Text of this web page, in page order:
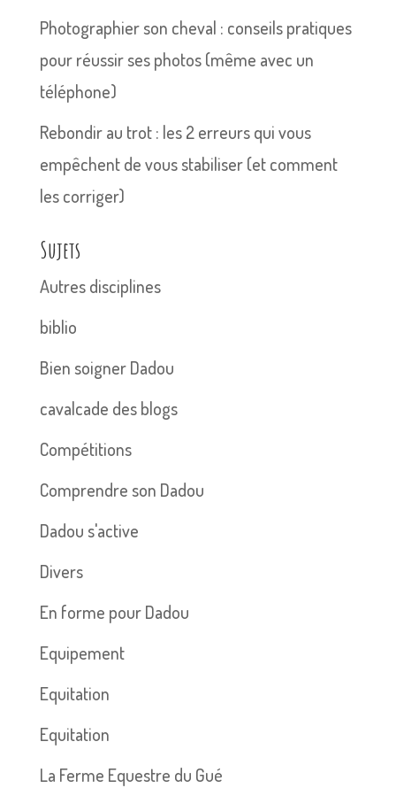
Photographier son cheval : conseils pratiques
pour réussir ses photos (même avec un
téléphone)
Rebondir au trot : les 2 erreurs qui vous
empêchent de vous stabiliser (et comment
les corriger)
Sujets
Autres disciplines
biblio
Bien soigner Dadou
cavalcade des blogs
Compétitions
Comprendre son Dadou
Dadou s'active
Divers
En forme pour Dadou
Equipement
Equitation
Equitation
La Ferme Equestre du Gué